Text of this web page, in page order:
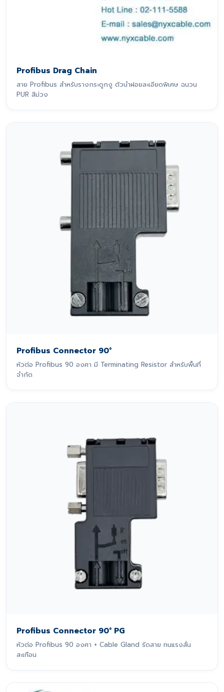
Profibus Drag Chain
สาย Profibus สำหรับรางกระดูกงู ตัวนำฝอยละเอียดพิเศษ ฉนวน
PUR สีม่วง
Profibus Connector 90°
หัวต่อ Profibus 90 องศา มี Terminating Resistor สำหรับพื้นที่
จำกัด
Profibus Connector 90° PG
หัวต่อ Profibus 90 องศา + Cable Gland รัดสาย ทนแรงสั่น
สะเทือน